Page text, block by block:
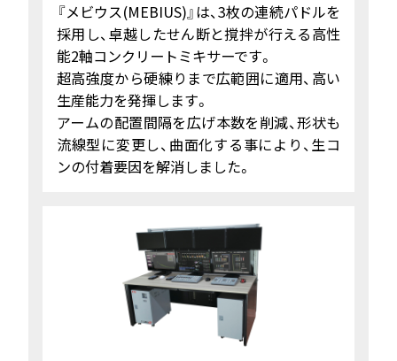
『メビウス(MEBIUS)』は、3枚の連続パドルを
採用し、卓越したせん断と撹拌が行える高性
能2軸コンクリートミキサーです。
超高強度から硬練りまで広範囲に適用、高い
生産能力を発揮します。
アームの配置間隔を広げ本数を削減、形状も
流線型に変更し、曲面化する事により、生コ
ンの付着要因を解消しました。